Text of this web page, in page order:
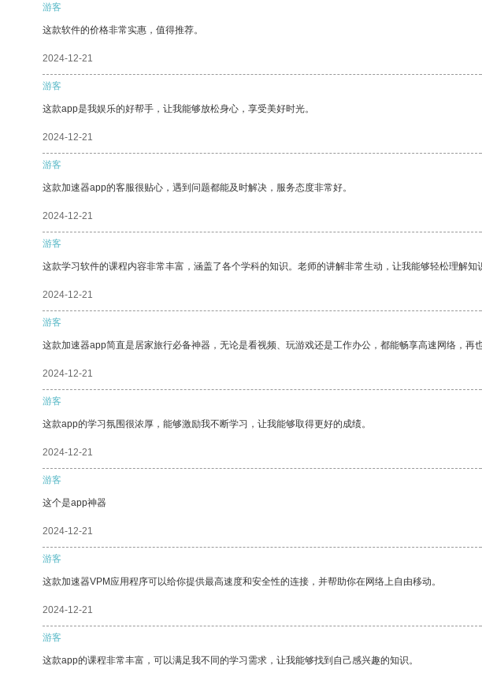
游客
这款软件的价格非常实惠，值得推荐。
2024-12-21
游客
这款app是我娱乐的好帮手，让我能够放松身心，享受美好时光。
2024-12-21
游客
这款加速器app的客服很贴心，遇到问题都能及时解决，服务态度非常好。
2024-12-21
游客
这款学习软件的课程内容非常丰富，涵盖了各个学科的知识。老师的讲解非常生动，让我能够轻松理解知
2024-12-21
游客
这款加速器app简直是居家旅行必备神器，无论是看视频、玩游戏还是工作办公，都能畅享高速网络，
2024-12-21
游客
这款app的学习氛围很浓厚，能够激励我不断学习，让我能够取得更好的成绩。
2024-12-21
游客
这个是app神器
2024-12-21
游客
这款加速器VPM应用程序可以给你提供最高速度和安全性的连接，并帮助你在网络上自由移动。
2024-12-21
游客
这款app的课程非常丰富，可以满足我不同的学习需求，让我能够找到自己感兴趣的知识。